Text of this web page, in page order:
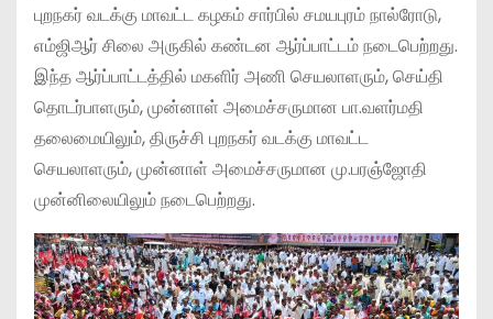
புறநகர் வடக்கு மாவட்ட கழகம் சார்பில் சமயபுரம் நால்ரோடு,
எம்ஜிஆர் சிலை அருகில் கண்டன ஆர்ப்பாட்டம் நடைபெற்றது.
இந்த ஆர்ப்பாட்டத்தில் மகளிர் அணி செயலாளரும், செய்தி
தொடர்பாளரும், முன்னாள் அமைச்சருமான பா.வளர்மதி
தலைமையிலும், திருச்சி புறநகர் வடக்கு மாவட்ட
செயலாளரும், முன்னாள் அமைச்சருமான மு.பரஞ்ஜோதி
முன்னிலையிலும் நடைபெற்றது.